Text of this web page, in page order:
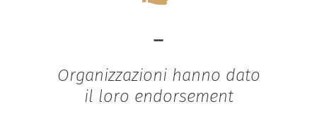
-
Organizzazioni hanno dato
il loro endorsement